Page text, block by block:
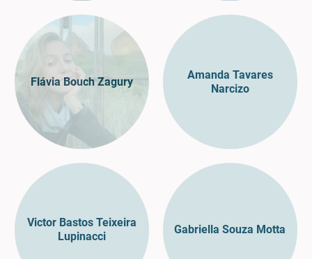
Flávia Bouch Zagury
Amanda Tavares
Narcizo
Victor Bastos Teixeira
Lupinacci
Gabriella Souza Motta